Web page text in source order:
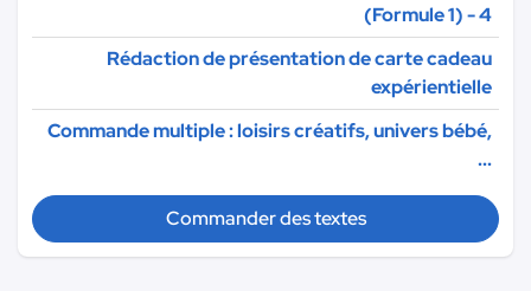
(Formule 1) - 4
Rédaction de présentation de carte cadeau
expérientielle
Commande multiple : loisirs créatifs, univers bébé,
...
Commander des textes